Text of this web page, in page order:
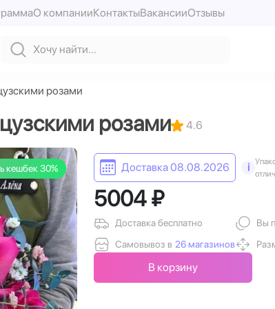
О компанииКонтактыВакансииОтзывы
розами
розами 4.6
кешбек 30% Доставка 08.08.2026 i
5004 ₽
Доставка бесплатно
Самовывоз в 26 магазинов
Вы
В корзину